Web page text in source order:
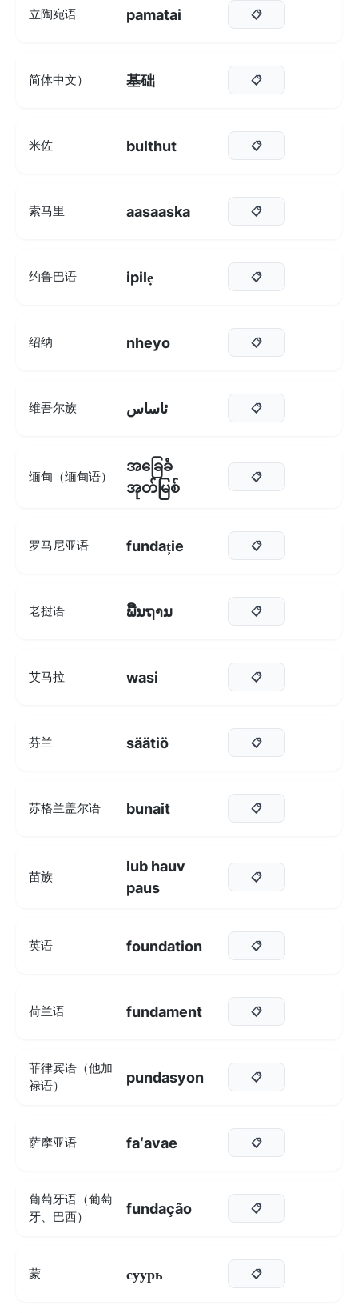
立陶宛语 pamatai 📋
简体中文） 基础 📋
米佐 bulthut 📋
索马里 aasaaska 📋
约鲁巴语 ipilẹ 📋
绍纳 nheyo 📋
维吾尔族 ئاساس 📋
缅甸（缅甸语）
အခြေခံ
အုတ်မြစ်
📋
罗马尼亚语 fundație 📋
老挝语 ພື້ນຖານ 📋
艾马拉 wasi 📋
芬兰 säätiö 📋
苏格兰盖尔语 bunait 📋
苗族
lub hauv
paus
📋
英语 foundation 📋
荷兰语 fundament 📋
菲律宾语（他加
禄语）
pundasyon 📋
萨摩亚语 faʻavae 📋
葡萄牙语（葡萄
牙、巴西）
fundação 📋
蒙 суурь 📋